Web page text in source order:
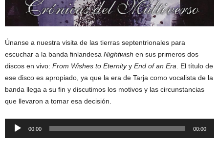
Únanse a nuestra visita de las tierras septentrionales para
escuchar a la banda finlandesa Nightwish en sus primeros dos
discos en vivo: From Wishes to Eternityy End of an Era . El título de
ese disco es apropiado, ya que la era de Tarja como vocalista de la
banda llega a su fin y discutimos los motivos y las circunstancias
que llevaron a tomar esa decisión.
Reproductor
00:00 00:00